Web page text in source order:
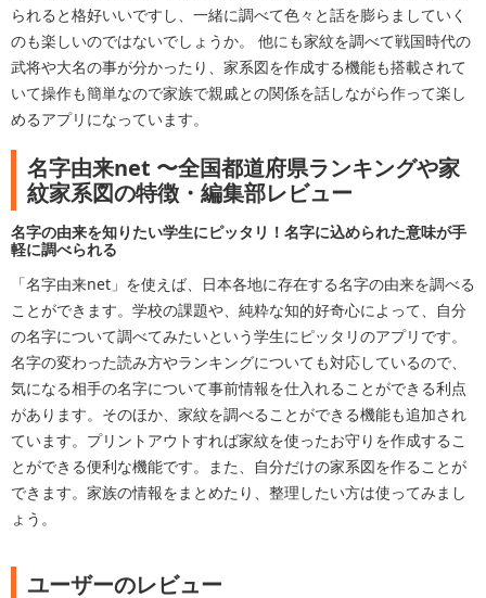
られると格好いいですし、一緒に調べて色々と話を膨らましていく
のも楽しいのではないでしょうか。 他にも家紋を調べて戦国時代の
武将や大名の事が分かったり、家系図を作成する機能も搭載されて
いて操作も簡単なので家族で親戚との関係を話しながら作って楽し
めるアプリになっています。
名字由来net 〜全国都道府県ランキングや家
紋家系図の特徴・編集部レビュー
名字の由来を知りたい学生にピッタリ！名字に込められた意味が手
軽に調べられる
「名字由来net」を使えば、日本各地に存在する名字の由来を調べる
ことができます。学校の課題や、純粋な知的好奇心によって、自分
の名字について調べてみたいという学生にピッタリのアプリです。
名字の変わった読み方やランキングについても対応しているので、
気になる相手の名字について事前情報を仕入れることができる利点
があります。そのほか、家紋を調べることができる機能も追加され
ています。プリントアウトすれば家紋を使ったお守りを作成するこ
とができる便利な機能です。また、自分だけの家系図を作ることが
できます。家族の情報をまとめたり、整理したい方は使ってみまし
ょう。
ユーザーのレビュー